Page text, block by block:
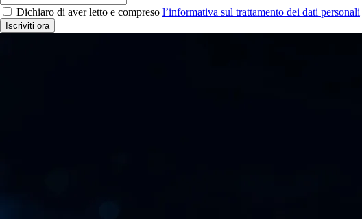
Dichiaro di aver letto e compreso l’informativa sul trattamento dei dati personali
Iscriviti ora